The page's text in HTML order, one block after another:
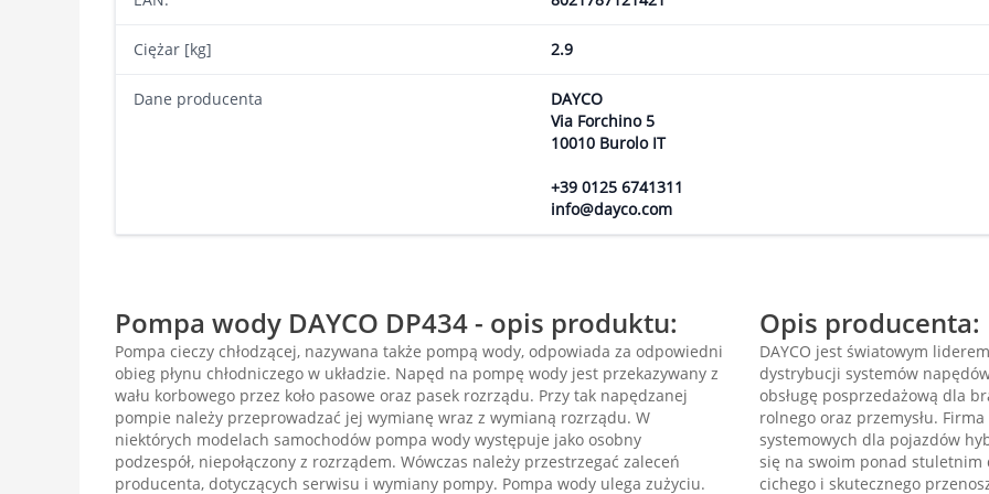
Ciężar [kg] 2.9
Dane producenta
DAYCO
Via Forchino 5
10010 Burolo IT
+39 0125 6741311
info@dayco.com
Pompa wody DAYCO DP434 - opis produktu:
Pompa cieczy chłodzącej, nazywana także pompą wody, odpowiada za odpowiedni
obieg płynu chłodniczego w układzie. Napęd na pompę wody jest przekazywany z
wału korbowego przez koło pasowe oraz pasek rozrządu. Przy tak napędzanej
pompie należy przeprowadzać jej wymianę wraz z wymianą rozrządu. W
niektórych modelach samochodów pompa wody występuje jako osobny
podzespół, niepołączony z rozrządem. Wówczas należy przestrzegać zaleceń
producenta, dotyczących serwisu i wymiany pompy. Pompa wody ulega zużyciu.
Opis producenta:
DAYCO jest światowym
dystrybucji systemów
obsługę posprzedażową dla
rolnego oraz przemysłu.
systemowych dla pojazdów
się na swoim ponad stuletnim
cichego i skutecznego